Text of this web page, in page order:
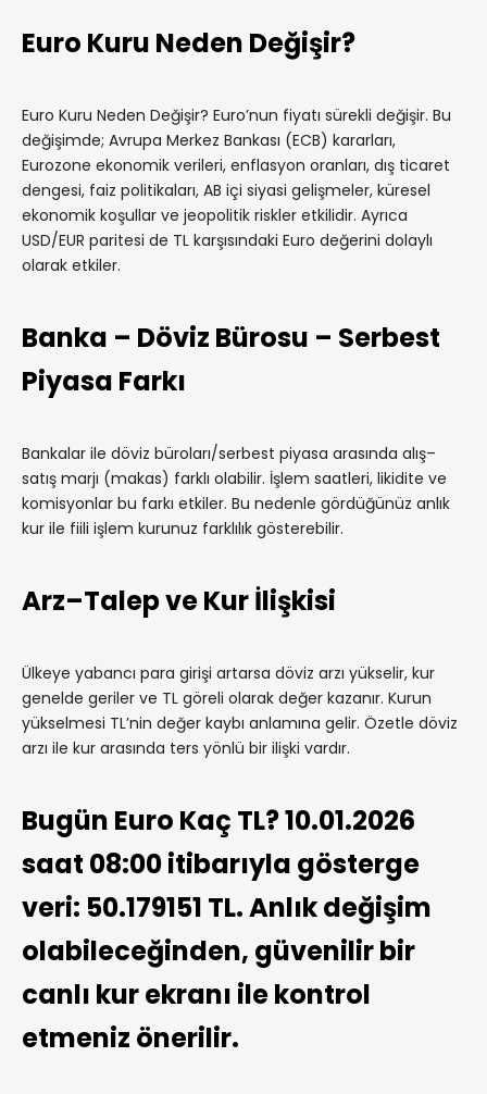
Euro Kuru Neden Değişir?
Euro Kuru Neden Değişir? Euro’nun fiyatı sürekli değişir. Bu
değişimde; Avrupa Merkez Bankası (ECB) kararları,
Eurozone ekonomik verileri, enflasyon oranları, dış ticaret
dengesi, faiz politikaları, AB içi siyasi gelişmeler, küresel
ekonomik koşullar ve jeopolitik riskler etkilidir. Ayrıca
USD/EUR paritesi de TL karşısındaki Euro değerini dolaylı
olarak etkiler.
Banka – Döviz Bürosu – Serbest
Piyasa Farkı
Bankalar ile döviz büroları/serbest piyasa arasında alış–
satış marjı (makas) farklı olabilir. İşlem saatleri, likidite ve
komisyonlar bu farkı etkiler. Bu nedenle gördüğünüz anlık
kur ile fiili işlem kurunuz farklılık gösterebilir.
Arz–Talep ve Kur İlişkisi
Ülkeye yabancı para girişi artarsa döviz arzı yükselir, kur
genelde geriler ve TL göreli olarak değer kazanır. Kurun
yükselmesi TL’nin değer kaybı anlamına gelir. Özetle döviz
arzı ile kur arasında ters yönlü bir ilişki vardır.
Bugün Euro Kaç TL? 10.01.2026
saat 08:00 itibarıyla gösterge
veri: 50.179151 TL. Anlık değişim
olabileceğinden, güvenilir bir
canlı kur ekranı ile kontrol
etmeniz önerilir.